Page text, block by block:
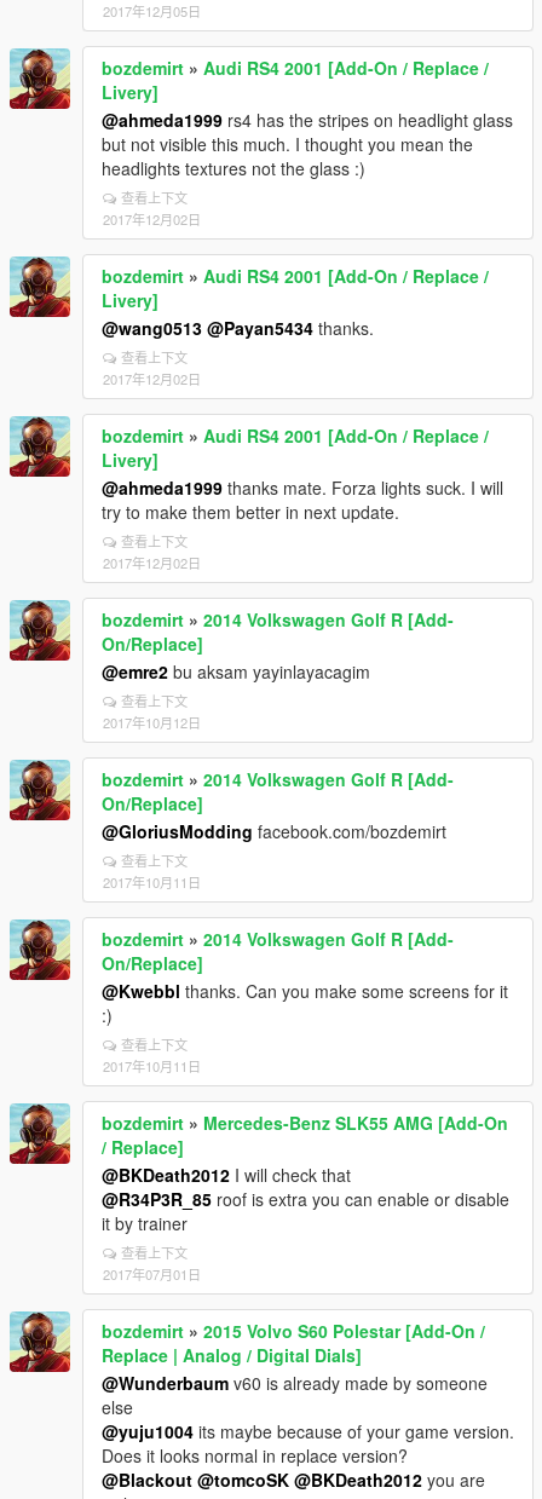
2017年12月05日
bozdemirt » Audi RS4 2001 [Add-On / Replace /
Livery]
@ahmeda1999 rs4 has the stripes on headlight glass
but not visible this much. I thought you mean the
headlights textures not the glass :)
查看上下文
2017年12月02日
bozdemirt » Audi RS4 2001 [Add-On / Replace /
Livery]
@wang0513 @Payan5434 thanks.
查看上下文
2017年12月02日
bozdemirt » Audi RS4 2001 [Add-On / Replace /
Livery]
@ahmeda1999 thanks mate. Forza lights suck. I will
try to make them better in next update.
查看上下文
2017年12月02日
bozdemirt » 2014 Volkswagen Golf R [Add-
On/Replace]
@emre2 bu aksam yayinlayacagim
查看上下文
2017年10月12日
bozdemirt » 2014 Volkswagen Golf R [Add-
On/Replace]
@GloriusModding facebook.com/bozdemirt
查看上下文
2017年10月11日
bozdemirt » 2014 Volkswagen Golf R [Add-
On/Replace]
@Kwebbl thanks. Can you make some screens for it
:)
查看上下文
2017年10月11日
bozdemirt » Mercedes-Benz SLK55 AMG [Add-On
/ Replace]
@BKDeath2012 I will check that
@R34P3R_85 roof is extra you can enable or disable
it by trainer
查看上下文
2017年07月01日
bozdemirt » 2015 Volvo S60 Polestar [Add-On /
Replace | Analog / Digital Dials]
@Wunderbaum v60 is already made by someone
else
@yuju1004 its maybe because of your game version.
Does it looks normal in replace version?
@Blackout @tomcoSK @BKDeath2012 you are